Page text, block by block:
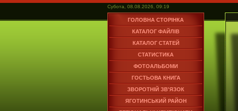
Субота, 08.08.2026, 09:19
ГОЛОВНА СТОРІНКА
КАТАЛОГ ФАЙЛІВ
КАТАЛОГ СТАТЕЙ
СТАТИСТИКА
ФОТОАЛЬБОМИ
ГОСТЬОВА КНИГА
ЗВОРОТНІЙ ЗВ'ЯЗОК
ЯГОТИНСЬКИЙ РАЙОН